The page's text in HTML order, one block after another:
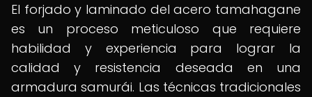
El forjado y laminado del acero tamahagane
es un proceso meticuloso que requiere
habilidad y experiencia para lograr la
calidad y resistencia deseada en una
armadura samurái. Las técnicas tradicionales